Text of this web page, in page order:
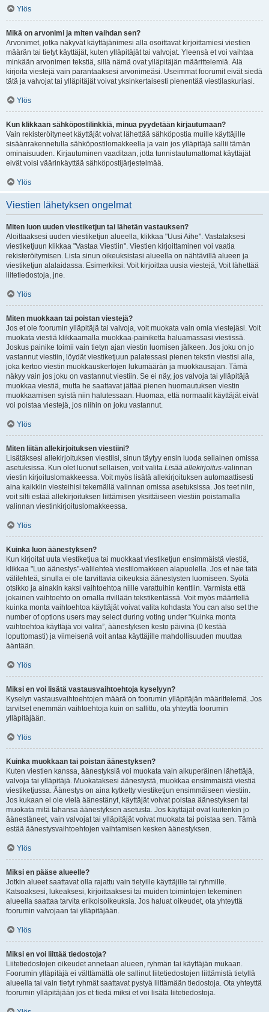
Ylös
Mikä on arvonimi ja miten vaihdan sen?
Arvonimet, jotka näkyvät käyttäjänimesi alla osoittavat kirjoittamiesi viestien
määrän tai tietyt käyttäjät, kuten ylläpitäjät tai valvojat. Yleensä et voi vaihtaa
minkään arvonimen tekstiä, sillä nämä ovat ylläpitäjän määrittelemiä. Älä
kirjoita viestejä vain parantaaksesi arvonimeäsi. Useimmat foorumit eivät siedä
tätä ja valvojat tai ylläpitäjät voivat yksinkertaisesti pienentää viestilaskuriasi.
Ylös
Kun klikkaan sähköpostilinkkiä, minua pyydetään kirjautumaan?
Vain rekisteröityneet käyttäjät voivat lähettää sähköpostia muille käyttäjille
sisäänrakennetulla sähköpostilomakkeella ja vain jos ylläpitäjä sallii tämän
ominaisuuden. Kirjautuminen vaaditaan, jotta tunnistautumattomat käyttäjät
eivät voisi väärinkäyttää sähköpostijärjestelmää.
Ylös
Viestien lähetyksen ongelmat
Miten luon uuden viestiketjun tai lähetän vastauksen?
Aloittaaksesi uuden viestiketjun alueella, klikkaa "Uusi Aihe". Vastataksesi
viestiketjuun klikkaa "Vastaa Viestiin". Viestien kirjoittaminen voi vaatia
rekisteröitymisen. Lista sinun oikeuksistasi alueella on nähtävillä alueen ja
viestiketjun alalaidassa. Esimerkiksi: Voit kirjoittaa uusia viestejä, Voit lähettää
liitetiedostoja, jne.
Ylös
Miten muokkaan tai poistan viestejä?
Jos et ole foorumin ylläpitäjä tai valvoja, voit muokata vain omia viestejäsi. Voit
muokata viestiä klikkaamalla muokkaa-painiketta haluamassasi viestissä.
Joskus painike toimii vain tietyn ajan viestin luomisen jälkeen. Jos joku on jo
vastannut viestiin, löydät viestiketjuun palatessasi pienen tekstin viestisi alla,
joka kertoo viestin muokkauskertojen lukumäärän ja muokkausajan. Tämä
näkyy vain jos joku on vastannut viestiin. Se ei näy, jos valvoja tai ylläpitäjä
muokkaa viestiä, mutta he saattavat jättää pienen huomautuksen viestin
muokkaamisen syistä niin halutessaan. Huomaa, että normaalit käyttäjät eivät
voi poistaa viestejä, jos niihin on joku vastannut.
Ylös
Miten liitän allekirjoituksen viestiini?
Lisätäksesi allekirjoituksen viestiisi, sinun täytyy ensin luoda sellainen omissa
asetuksissa. Kun olet luonut sellaisen, voit valita Lisää allekirjoitus-valinnan
viestin kirjoituslomakkeessa. Voit myös lisätä allekirjoituksen automaattisesti
aina kaikkiin viesteihisi tekemällä valinnan omissa asetuksissa. Jos teet niin,
voit silti estää allekirjoituksen liittämisen yksittäiseen viestiin poistamalla
valinnan viestinkirjoituslomakkeessa.
Ylös
Kuinka luon äänestyksen?
Kun kirjoitat uuta viestiketjua tai muokkaat viestiketjun ensimmäistä viestiä,
klikkaa "Luo äänestys"-välilehteä viestilomakkeen alapuolella. Jos et näe tätä
välilehteä, sinulla ei ole tarvittavia oikeuksia äänestysten luomiseen. Syötä
otsikko ja ainakin kaksi vaihtoehtoa niille varattuihin kenttiin. Varmista että
jokainen vaihtoehto on omalla rivillään tekstikentässä. Voit myös määritellä
kuinka monta vaihtoehtoa käyttäjät voivat valita kohdasta You can also set the
number of options users may select during voting under “Kuinka monta
vaihtoehtoa käyttäjä voi valita”, äänestyksen kesto päivinä (0 kestää
loputtomasti) ja viimeisenä voit antaa käyttäjille mahdollisuuden muuttaa
ääntään.
Ylös
Miksi en voi lisätä vastausvaihtoehtoja kyselyyn?
Kyselyn vastausvaihtoehtojen määrä on foorumin ylläpitäjän määrittelemä. Jos
tarvitset enemmän vaihtoehtoja kuin on sallittu, ota yhteyttä foorumin
ylläpitäjään.
Ylös
Kuinka muokkaan tai poistan äänestyksen?
Kuten viestien kanssa, äänestyksiä voi muokata vain alkuperäinen lähettäjä,
valvoja tai ylläpitäjä. Muokataksesi äänestystä, muokkaa ensimmäistä viestiä
viestiketjussa. Äänestys on aina kytketty viestiketjun ensimmäiseen viestiin.
Jos kukaan ei ole vielä äänestänyt, käyttäjät voivat poistaa äänestyksen tai
muokata mitä tahansa äänestyksen asetusta. Jos käyttäjät ovat kuitenkin jo
äänestäneet, vain valvojat tai ylläpitäjät voivat muokata tai poistaa sen. Tämä
estää äänestysvaihtoehtojen vaihtamisen kesken äänestyksen.
Ylös
Miksi en pääse alueelle?
Jotkin alueet saattavat olla rajattu vain tietyille käyttäjille tai ryhmille.
Katsoaksesi, lukeaksesi, kirjoittaaksesi tai muiden toimintojen tekeminen
alueella saattaa tarvita erikoisoikeuksia. Jos haluat oikeudet, ota yhteyttä
foorumin valvojaan tai ylläpitäjään.
Ylös
Miksi en voi liittää tiedostoja?
Liitetiedostojen oikeudet annetaan alueen, ryhmän tai käyttäjän mukaan.
Foorumin ylläpitäjä ei välttämättä ole sallinut liitetiedostojen liittämistä tietyllä
alueella tai vain tietyt ryhmät saattavat pystyä liittämään tiedostoja. Ota yhteyttä
foorumin ylläpitäjään jos et tiedä miksi et voi lisätä liitetiedostoja.